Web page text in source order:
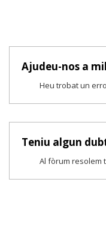
Ajudeu-nos a
Heu trobat un
Teniu algun
Al fòrum resolem